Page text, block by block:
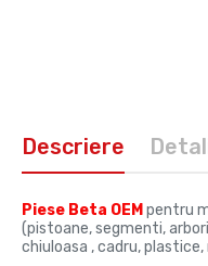
Descriere
Piese Beta OEM pentru
(pistoane, segmenti,
chiuloasa , cadru,